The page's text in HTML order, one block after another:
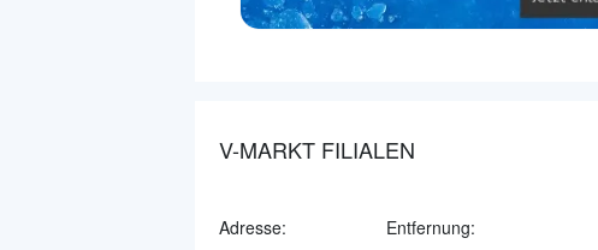
V-MARKT FILIALEN
Adresse: Entfernung: